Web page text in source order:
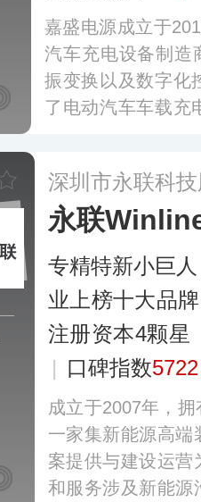
嘉盛电源成立于
汽车充电设备制造
振变换以及数字化
了电动汽车车载充
度等特点。更多
深圳市永联科
永联
专精特新小巨人
业上榜十大品牌
注册资本4颗星
| 口碑指数5722
成立于2007年，
一家集新能源高端
案提供与建设运营
和服务涉及新能源